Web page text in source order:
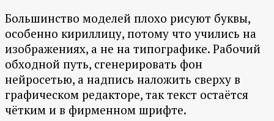
Большинство моделей плохо рисуют буквы,
особенно кириллицу, потому что учились на
изображениях, а не на типографике. Рабочий
обходной путь, сгенерировать фон
нейросетью, а надпись наложить сверху в
графическом редакторе, так текст остаётся
чётким и в фирменном шрифте.